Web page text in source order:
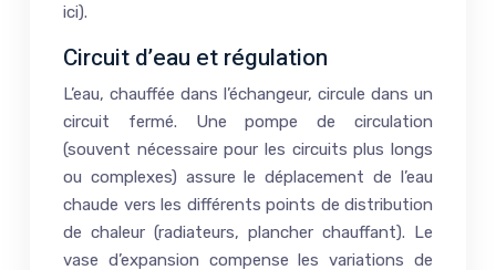
ici).
Circuit d’eau et régulation
L’eau, chauffée dans l’échangeur, circule dans un
circuit fermé. Une pompe de circulation
(souvent nécessaire pour les circuits plus longs
ou complexes) assure le déplacement de l’eau
chaude vers les différents points de distribution
de chaleur (radiateurs, plancher chauffant). Le
vase d’expansion compense les variations de